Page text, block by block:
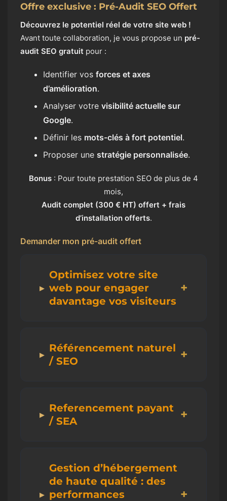
Offre exclusive : Pré-Audit SEO Offert
Découvrez le potentiel réel de votre site web !
Avant toute collaboration, je vous propose un pré-
audit SEO gratuit pour :
Identifier vos forces et axes
d’amélioration.
Analyser votre visibilité actuelle sur
Google.
Définir les mots-clés à fort potentiel.
Proposer une stratégie personnalisée.
Bonus : Pour toute prestation SEO de plus de 4
mois,
Audit complet (300 € HT) offert + frais
d’installation offerts.
Demander mon pré-audit offert
Optimisez votre site
web pour engager
davantage vos visiteurs
Référencement naturel
/ SEO
Referencement payant
/ SEA
Gestion d’hébergement
de haute qualité : des
performances